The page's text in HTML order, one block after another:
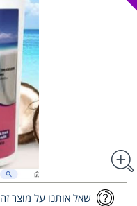
שאל אותנו על מוצר זה